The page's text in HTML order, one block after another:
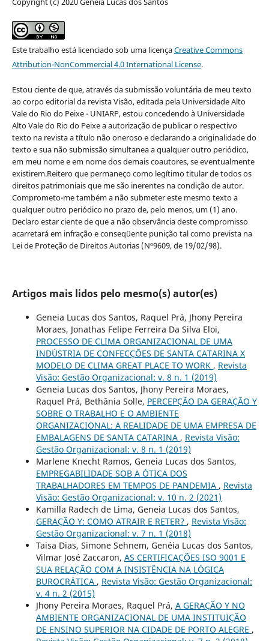
Este trabalho está licenciado sob uma licençaCreative Commons
Attribution-NonCommercial 4.0 International License.
Estou ciente de que, através da submissão voluntária de meu texto
ao corpo editorial da revista Visão, editada pela Universidade Alto
Vale do Rio do Peixe - UNIARP, estou concedendo à Universidade
Alto Vale do Rio do Peixe a autorização de publicar o respectivo
texto na revista a título não oneroso e declarando a originalidade do
texto e sua não submissão simultanea a qualquer outro periódico,
em meu nome e em nome dos demais coautores, se eventualmente
existirem.Reitero que permaneço como legítimo titular de todos os
direitos patrimoniais que me são inerentes na condição de autor.
Comprometo-me também a não submeter este mesmo texto a
qualquer outro periódico no prazo de, pelo menos, um (1) ano.
Declaro estar ciente de que a não observância deste compromisso
acarretará em infração e conseqüente punição tal como prevista na
Lei de Proteção de Direitos Autorias (Nº9609, de 19/02/98).
Artigos mais lidos pelo mesmo(s) autor(es)
Geneia Lucas dos Santos, Raquel Prá, Jhony Pereira
Moraes, Jonathas Felipe Ferreira Da Silva Eloi,
PROCESSO DE CLIMA ORGANIZACIONAL DE UMA
INDÚSTRIA DE CONFECÇÕES DE SANTA CATARINA X
MODELO DE CLIMA GREAT PLACE TO WORK , Revista
Visão: Gestão Organizacional: v. 8 n. 1 (2019)
Geneia Lucas dos Santos, Jhony Pereira Moraes,
Raquel Prá, Bethânia Solle, PERCEPÇÃO DA GERAÇÃO Y
SOBRE O TRABALHO E O AMBIENTE
ORGANIZACIONAL: A REALIDADE DE UMA EMPRESA DE
EMBALAGENS DE SANTA CATARINA , Revista Visão:
Gestão Organizacional: v. 8 n. 1 (2019)
Marlene Knecht Ramos, Geneia Lucas dos Santos,
EMPREGABILIDADE SOB A ÓTICA DOS
TRABALHADORES EM TEMPOS DE PANDEMIA , Revista
Visão: Gestão Organizacional: v. 10 n. 2 (2021)
Kamilla Radech de Lima, Geneia Lucas dos Santos,
GERAÇÃO Y: COMO ATRAIR E RETER? , Revista Visão:
Gestão Organizacional: v. 7 n. 1 (2018)
Taisa Dias, Simone Sehnem, Genéia Lucas dos Santos,
Vilmar José Zaccaron, AS CERTIFICAÇÕES ISO 9001 E
SUA RELAÇÃO COM A INSISTÊNCIA NA LÓGICA
BUROCRÁTICA , Revista Visão: Gestão Organizacional:
v. 4 n. 2 (2015)
Jhony Pereira Moraes, Raquel Prá, A GERAÇÃO Y NO
AMBIENTE ORGANIZACIONAL DE UMA INSTITUIÇÃO
DE ENSINO SUPERIOR NA CIDADE DE PORTO ALEGRE ,